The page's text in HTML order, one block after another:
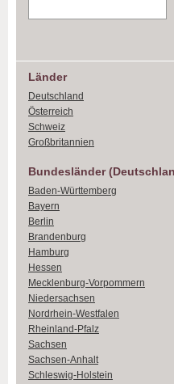
Länder
Deutschland
Österreich
Schweiz
Großbritannien
Bundesländer
Baden-Württemberg
Bayern
Berlin
Brandenburg
Hamburg
Hessen
Mecklenburg-Vorpommern
Niedersachsen
Nordrhein-Westfalen
Rheinland-Pfalz
Sachsen
Sachsen-Anhalt
Schleswig-Holstein